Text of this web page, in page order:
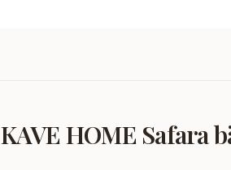
KAVE HOME Safara